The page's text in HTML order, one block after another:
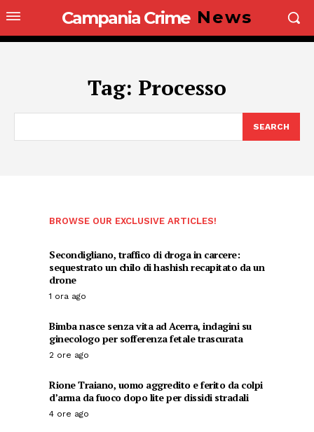
Campania Crime News
Tag: Processo
SEARCH
BROWSE OUR EXCLUSIVE ARTICLES!
Secondigliano, traffico di droga in carcere:
sequestrato un chilo di hashish recapitato da un
drone
1 ora ago
Bimba nasce senza vita ad Acerra, indagini su
ginecologo per sofferenza fetale trascurata
2 ore ago
Rione Traiano, uomo aggredito e ferito da colpi
d’arma da fuoco dopo lite per dissidi stradali
4 ore ago